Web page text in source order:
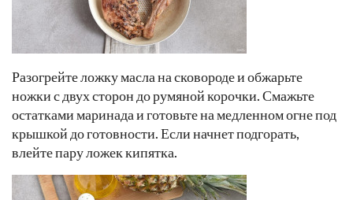
Разогрейте ложку масла на сковороде и обжарьте
ножки с двух сторон до румяной корочки. Смажьте
остатками маринада и готовьте на медленном огне под
крышкой до готовности. Если начнет подгорать,
влейте пару ложек кипятка.